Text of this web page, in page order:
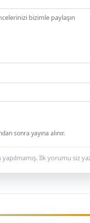
sonra yayına alınır.
İlk yorumu siz